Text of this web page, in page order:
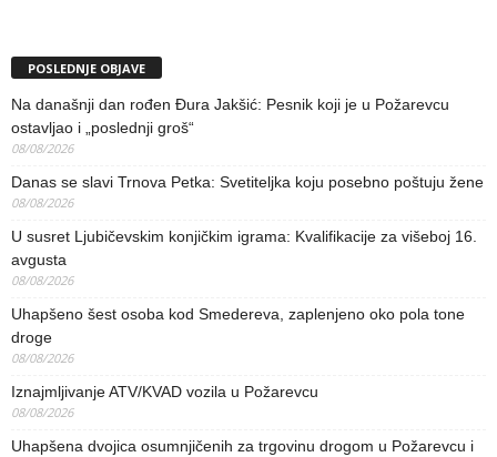
POSLEDNJE OBJAVE
Na današnji dan rođen Đura Jakšić: Pesnik koji je u Požarevcu
ostavljao i „poslednji groš“
08/08/2026
Danas se slavi Trnova Petka: Svetiteljka koju posebno poštuju žene
08/08/2026
U susret Ljubičevskim konjičkim igrama: Kvalifikacije za višeboj 16.
avgusta
08/08/2026
Uhapšeno šest osoba kod Smedereva, zaplenjeno oko pola tone
droge
08/08/2026
Iznajmljivanje ATV/KVAD vozila u Požarevcu
08/08/2026
Uhapšena dvojica osumnjičenih za trgovinu drogom u Požarevcu i